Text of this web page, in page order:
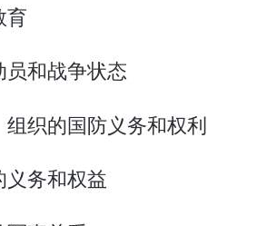
和战争状态
织的国防义务和权利
务和权益